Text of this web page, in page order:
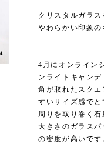
クリスタルガラス
やわらかい印象の
4月にオンライン
ンライトキャンデ
角が取れたスク
すいサイズ感でと
周りを取り巻く
大きさのガラス
の密度が高いです